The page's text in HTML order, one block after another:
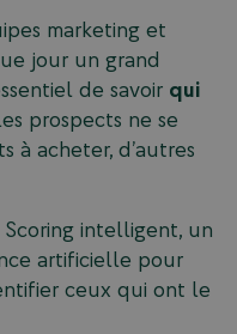
marketing et
jour un grand
de savoir qui
prospects ne se
à acheter, d’autres
Scoring intelligent, un
artificielle pour
ceux qui ont le